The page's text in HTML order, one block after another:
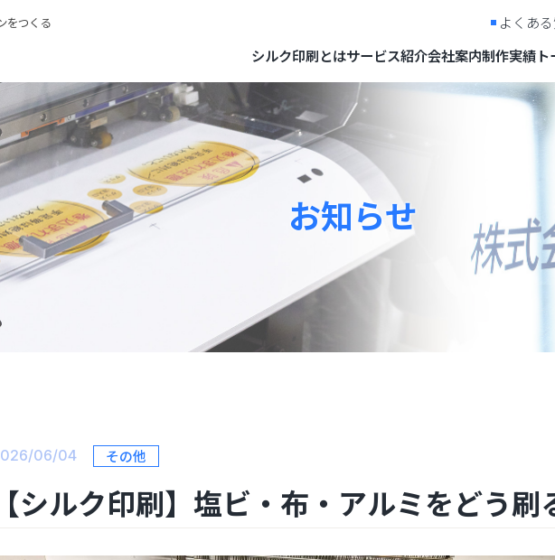
をつくる
シルク印刷とはサービス紹介会社案内制作実績
よくあ
お知らせ
06/04 その他
【シルク印刷】塩ビ・布・アルミをどう刷